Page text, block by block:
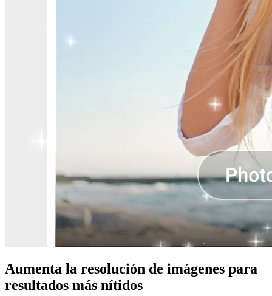
Aumenta la resolución de imágenes para
resultados más nítidos